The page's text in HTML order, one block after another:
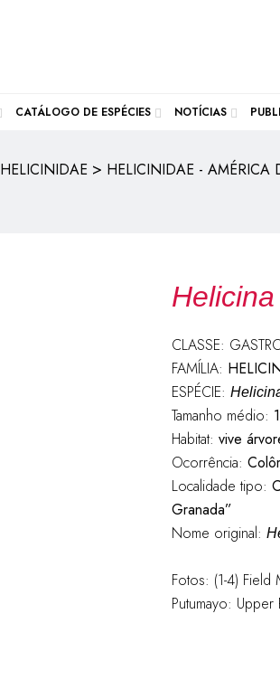
CATÁLOGO DE ESPÉCIES NOTÍCIAS
HELICINIDAE > HELICINIDAE - AMÉRICA
CLASSE:
FAMÍLIA:
ESPÉCIE:
Tamanho médio:
Habitat: vive
Ocorrência:
Localidade tipo:
Granada”
Nome original:
Fotos: (1-4) Field
Putumayo: